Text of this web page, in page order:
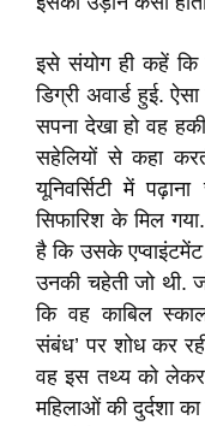
इसे संयोग ही कहें कि
डिग्री अवार्ड हुई.
सपना देखा हो वह
सहेलियों से कहा
यूनिवर्सिटी में
सिफारिश के मिल
है कि उसके
उनकी चहेती जो थी.
कि वह काबिल
संबंध’ पर शोध कर
वह इस तथ्य को लेकर
महिलाओं की दुर्दशा